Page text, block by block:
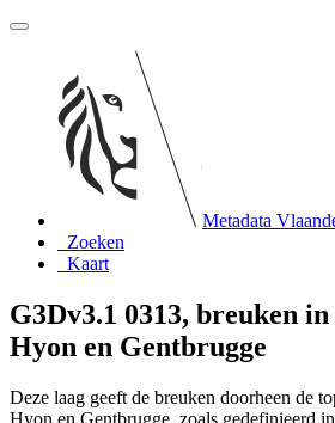
Metadata
Zoeken
Kaart
G3Dv3.1 0313, breuken
Hyon en Gentbrugge
Deze laag geeft de breuken doorheen de
Hyon en Gentbrugge, zoals gedefinieerd